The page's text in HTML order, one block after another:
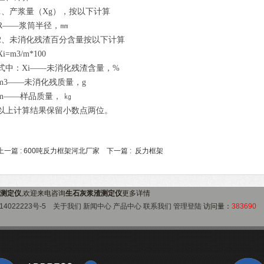
、产浆量（Xg），按以下计算
浆筒半径，㎜
、未消化残渣百分含量按以下计算
m*100
中：Xi——未消化残渣含量，%
未消化残质量，g
样品质量， ㎏
上计算结果保留小数点两位。
一篇 : 600吨反力框架河北厂家 下一篇 : 反力框架
定仪,欢迎来电咨询生石灰浆渣测定仪更多详情
号-5
关于我们 新闻中心 产品中心 联系我们 管理登陆 访问量： 383690